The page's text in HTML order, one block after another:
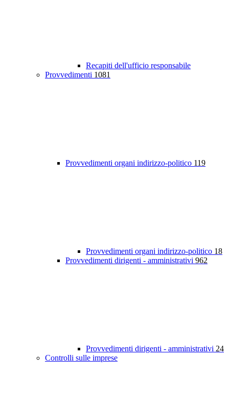
Recapiti dell'ufficio responsabile
Provvedimenti 1081
Provvedimenti organi indirizzo-politico 119
Provvedimenti organi indirizzo-politico 18
Provvedimenti dirigenti - amministrativi 962
Provvedimenti dirigenti - amministrativi 24
Controlli sulle imprese